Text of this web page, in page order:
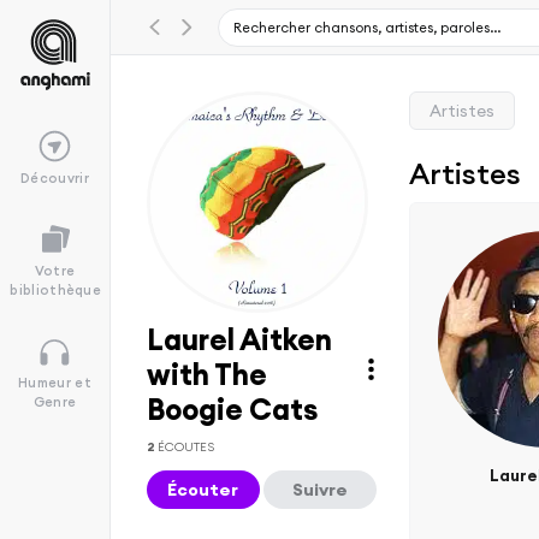
Découvrir
Votre
bibliothèque
Humeur et
Genre
Laurel Aitken
with The
Boogie Cats
2 ÉCOUTES
Écouter Suivre
Artistes
Artistes